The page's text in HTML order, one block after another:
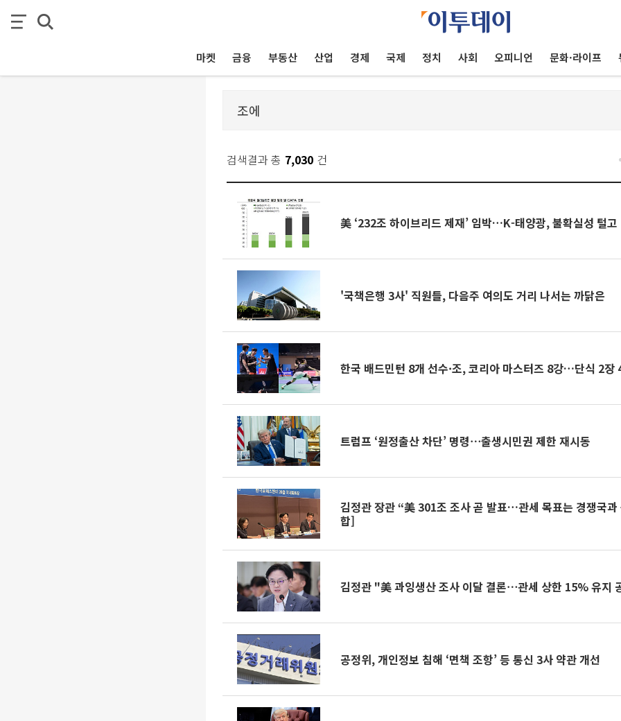
마켓 금융 부동산 산업 경제 국제 정치 사회 오피니언 문화·라이프
검색결과 총 7,030 건
美 ‘232조 하이브리드 제재’ 임박…K-태양광, 불확실성 털고
'국책은행 3사' 직원들, 다음주 여의도 거리 나서는 까닭은
한국 배드민턴 8개 선수·조, 코리아 마스터즈 8강…단식 2장
트럼프 ‘원정출산 차단’ 명령⋯출생시민권 제한 재시동
김정관 장관 “美 301조 조사 곧 발표…관세 목표는 경쟁국
합]
김정관 "美 과잉생산 조사 이달 결론⋯관세 상한 15% 유지
공정위, 개인정보 침해 ‘면책 조항’ 등 통신 3사 약관 개선